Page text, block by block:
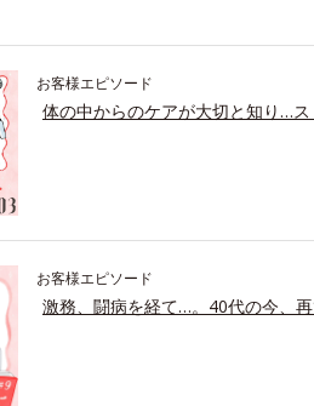
お客様エピソード
体の中からのケアが大切と知り…
お客様エピソード
激務、闘病を経て…。40代の今、